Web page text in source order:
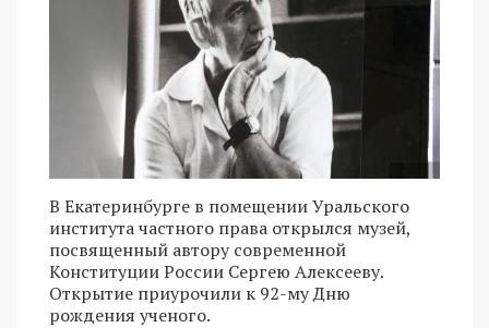
В Екатеринбурге в помещении Уральского
института частного права открылся музей,
посвященный автору современной
Конституции России Сергею Алексееву.
Открытие приурочили к 92-му Дню
рождения ученого.